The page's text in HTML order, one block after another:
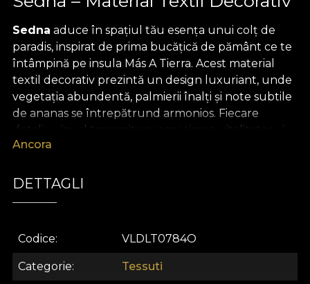
Sedna aduce în spațiul tău esența unui colț de
paradis, inspirat de prima bucățică de pământ ce te
întâmpină pe insula Más A Tierra. Acest material
textil decorativ prezintă un design luxuriant, unde
vegetația abundentă, palmierii înalți și note subtile
de ananas se întrepătrund armonios. Fiecare
detaliu vizual transmite prospețimea, vitalitatea și
calmul naturii, invitând la relaxare și contemplare.
cu accente inspirate de tonuri naturale, creând o
Cu versatilitatea sa aparte,Sedna
exotic și sofisticat în designul interior. Poate fi
Ancora
DETTAGLI
Codice VLDLT0784O
Categorie Tessuti